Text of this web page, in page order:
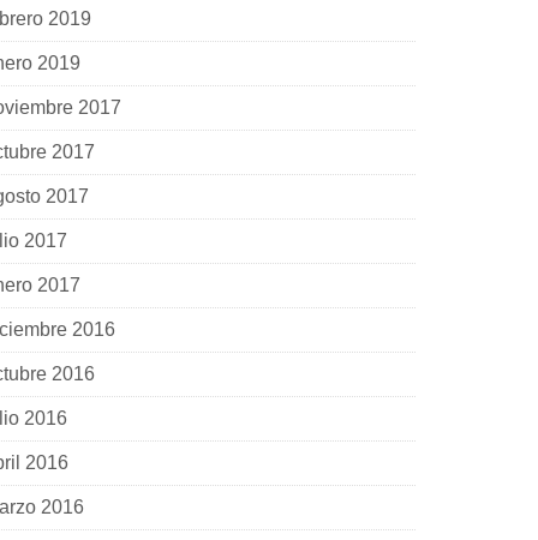
2019
2019
2017
2017
2017
2017
2017
2016
2016
2016
2016
2016